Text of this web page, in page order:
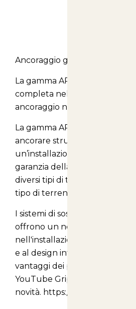
Ancoraggio gripple Apex 4
La gamma APEX di Gripple,
completa nel mercato, offre
ancoraggio nel sottosuolo.
La gamma APEX propone
ancorare strutture di vigneti
un’installazione facile e
garanzia della massima
diversi tipi di tirante, per
tipo di terreno.
I sistemi di sospensione e di
offrono un notevole risparmio
nell'installazione grazie alla
e al design intuitivo. Guarda il
vantaggi dei prodotti e iscriviti
YouTube GrippleTV per non
novità. https://youtu.be/